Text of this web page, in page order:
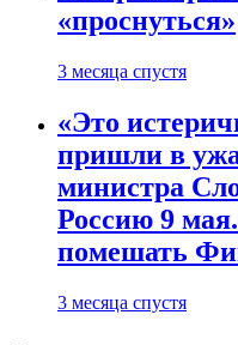
«проснуться»
3 месяца спустя
«Это
пришли в
министра
Россию 9
помешать
3 месяца спустя